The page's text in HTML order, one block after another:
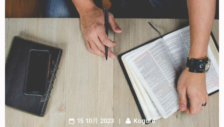
15 10月 2023 Kogure